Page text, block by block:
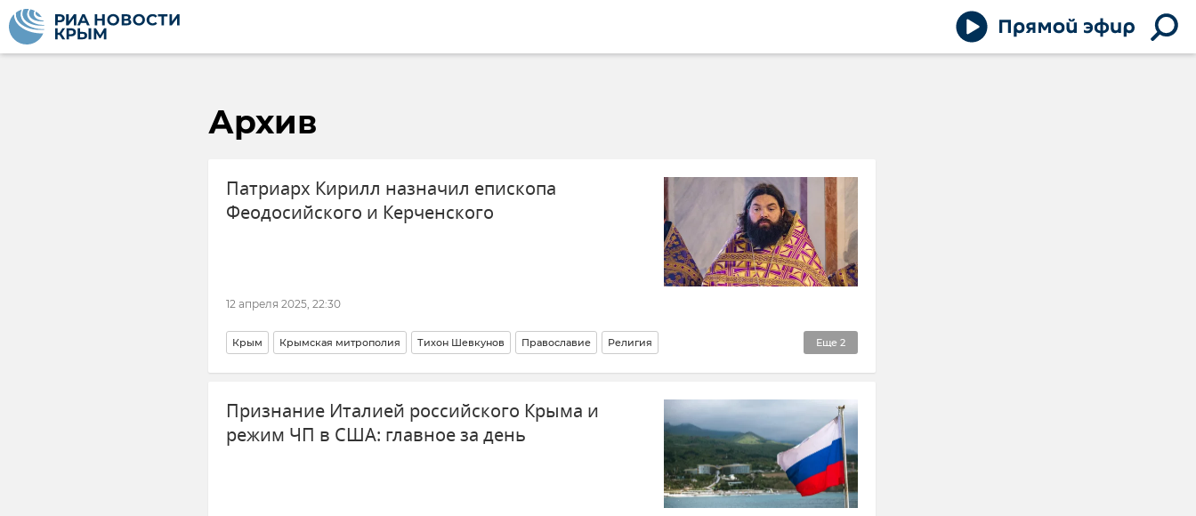
Архив
Патриарх Кирилл назначил епископа
Феодосийского и Керченского
12 апреля 2025, 22:30
Еще 2
Крым Крымская митрополия Тихон Шевкунов Православие Религия
РПЦ (Русская православная церковь) Новости
Признание Италией российского Крыма и
режим ЧП в США: главное за день